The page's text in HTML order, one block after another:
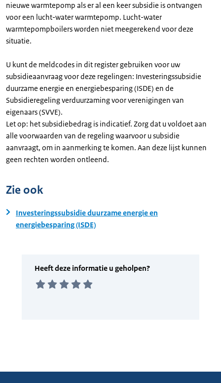
nieuwe warmtepomp als er al een keer subsidie is ontvangen
voor een lucht-water warmtepomp. Lucht-water
warmtepompboilers worden niet meegerekend voor deze
situatie.
U kunt de meldcodes in dit register gebruiken voor uw
subsidieaanvraag voor deze regelingen: Investeringssubsidie
duurzame energie en energiebesparing (ISDE) en de
Subsidieregeling verduurzaming voor verenigingen van
eigenaars (SVVE).
Let op: het subsidiebedrag is indicatief. Zorg dat u voldoet aan
alle voorwaarden van de regeling waarvoor u subsidie
aanvraagt, om in aanmerking te komen. Aan deze lijst kunnen
geen rechten worden ontleend.
Zie ook
Investeringssubsidie duurzame energie en
energiebesparing (ISDE)